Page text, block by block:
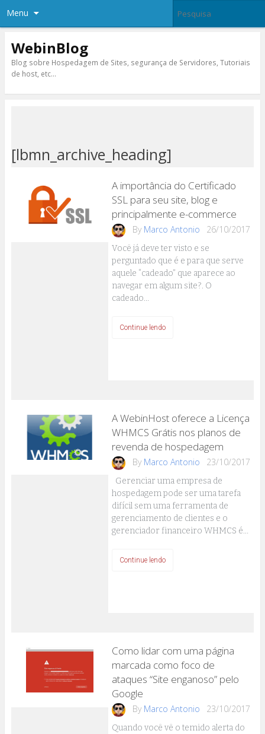
Menu
WebinBlog
Blog sobre Hospedagem de Sites, segurança de Servidores, Tutoriais
de host, etc…
[lbmn_archive_heading]
A importância do Certificado
SSL para seu site, blog e
principalmente e-commerce
By Marco Antonio 26/10/2017
Você já deve ter visto e se
perguntado que é e para que serve
aquele “cadeado” que aparece ao
navegar em algum site?. O
cadeado…
Continue lendo
A WebinHost oferece a Licença
WHMCS Grátis nos planos de
revenda de hospedagem
By Marco Antonio 23/10/2017
Gerenciar uma empresa de
hospedagem pode ser uma tarefa
difícil sem uma ferramenta de
gerenciamento de clientes e o
gerenciador financeiro WHMCS é…
Continue lendo
Como lidar com uma página
marcada como foco de
ataques “Site enganoso” pelo
Google
By Marco Antonio 23/10/2017
Quando você vê o temido alerta do